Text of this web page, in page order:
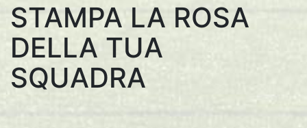
STAMPA LA ROSA
DELLA TUA
SQUADRA